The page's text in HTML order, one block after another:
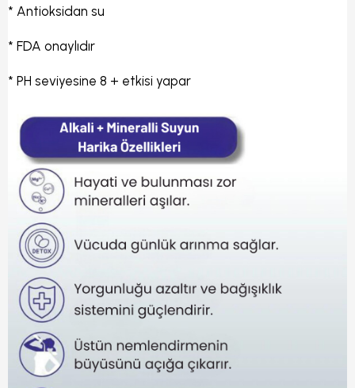
* Antioksidan su
* FDA onaylıdır
* PH seviyesine 8 + etkisi yapar